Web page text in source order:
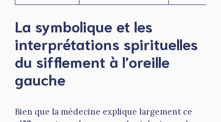
La symbolique et les
interprétations spirituelles
du sifflement à l’oreille
gauche
Bien que la médecine explique largement ce